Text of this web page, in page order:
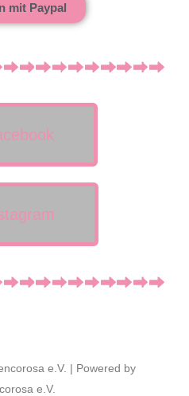
mit Paypal
e.V. | Powered by
e.V.